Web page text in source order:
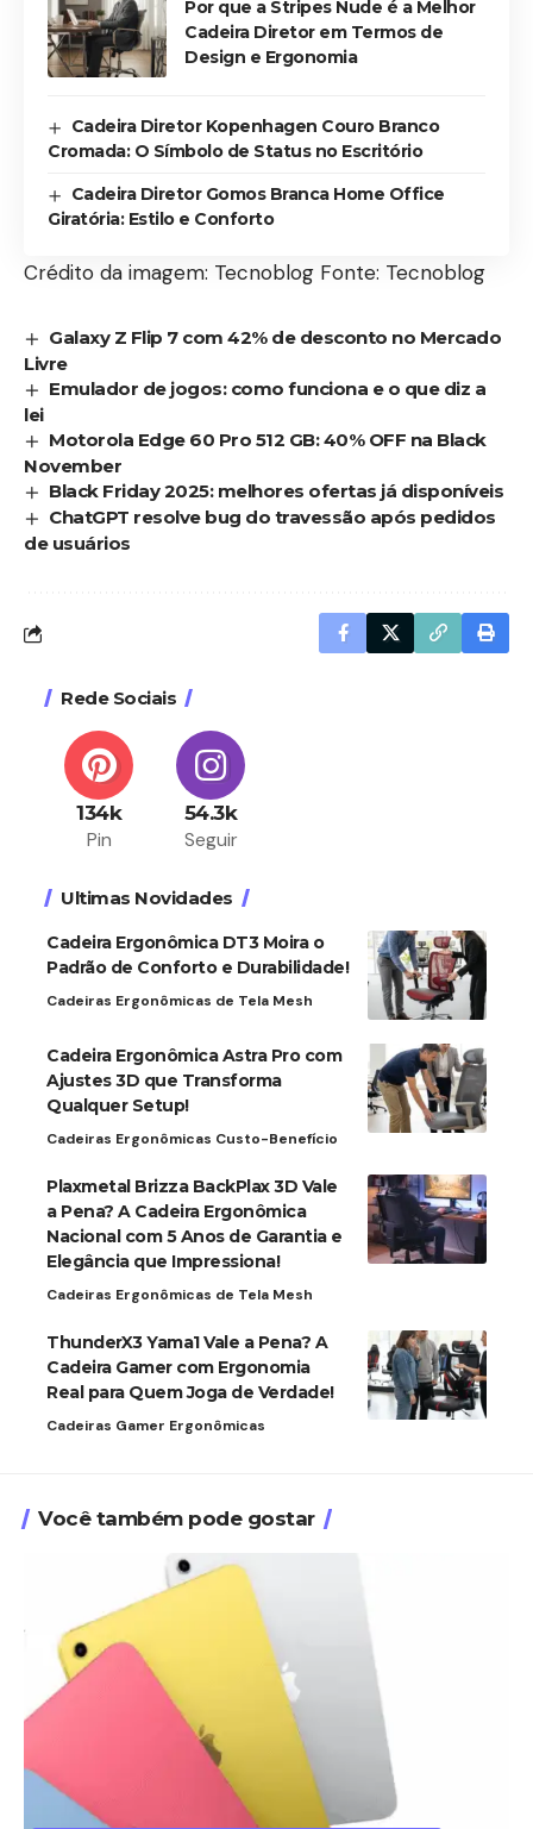
Por que a Stripes Nude é a Melhor
Cadeira Diretor em Termos de
Design e Ergonomia
Cadeira Diretor Kopenhagen Couro Branco
Cromada: O Símbolo de Status no Escritório
Cadeira Diretor Gomos Branca Home Office
Giratória: Estilo e Conforto
Crédito da imagem: Tecnoblog Fonte: Tecnoblog
Galaxy Z Flip 7 com 42% de desconto no Mercado
Livre
Emulador de jogos: como funciona e o que diz a
lei
Motorola Edge 60 Pro 512 GB: 40% OFF na Black
November
Black Friday 2025: melhores ofertas já disponíveis
ChatGPT resolve bug do travessão após pedidos
de usuários
Rede Sociais
134k
Pin
54.3k
Seguir
Ultimas Novidades
Cadeira Ergonômica DT3 Moira o
Padrão de Conforto e Durabilidade!
Cadeiras Ergonômicas de Tela Mesh
Cadeira Ergonômica Astra Pro com
Ajustes 3D que Transforma
Qualquer Setup!
Cadeiras Ergonômicas Custo-Benefício
Plaxmetal Brizza BackPlax 3D Vale
a Pena? A Cadeira Ergonômica
Nacional com 5 Anos de Garantia e
Elegância que Impressiona!
Cadeiras Ergonômicas de Tela Mesh
ThunderX3 Yama1 Vale a Pena? A
Cadeira Gamer com Ergonomia
Real para Quem Joga de Verdade!
Cadeiras Gamer Ergonômicas
Você também pode gostar